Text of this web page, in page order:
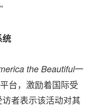
the Beautiful一
台，激励着国际受
者表示该活动对其